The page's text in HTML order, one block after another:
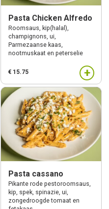
Pasta Chicken Alfredo
Roomsaus, kip(halal),
champignons, ui,
Parmezaanse kaas,
nootmuskaat en peterselie
€ 15.75 +
Pasta cassano
Pikante rode pestoroomsaus,
kip, spek, spinazie, ui,
zongedroogde tomaat en